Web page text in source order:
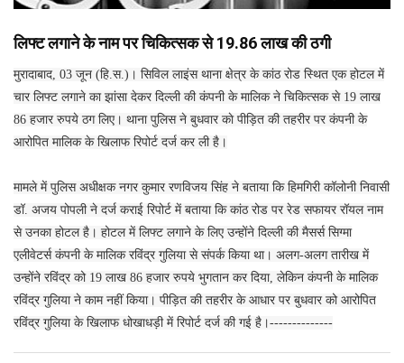
लिफ्ट लगाने के नाम पर चिकित्सक से 19.86 लाख की ठगी
मुरादाबाद, 03 जून (हि.स.)। सिविल लाइंस थाना क्षेत्र के कांठ रोड स्थित एक होटल में
चार लिफ्ट लगाने का झांसा देकर दिल्ली की कंपनी के मालिक ने चिकित्सक से 19 लाख
86 हजार रुपये ठग लिए। थाना पुलिस ने बुधवार काे पीड़ित की तहरीर पर कंपनी के
आरोपित मालिक के खिलाफ रिपोर्ट दर्ज कर ली है।
मामले में पुलिस अधीक्षक नगर कुमार रणविजय सिंह ने बताया कि हिमगिरी कॉलोनी निवासी
डॉ. अजय पोपली ने दर्ज कराई रिपोर्ट में बताया कि कांठ रोड पर रेड सफायर रॉयल नाम
से उनका होटल है। होटल में लिफ्ट लगाने के लिए उन्होंने दिल्ली की मैसर्स सिग्मा
एलीवेटर्स कंपनी के मालिक रविंद्र गुलिया से संपर्क किया था। अलग-अलग तारीख में
उन्होंने रविंद्र को 19 लाख 86 हजार रुपये भुगतान कर दिया, लेकिन कंपनी के मालिक
रविंद्र गुलिया ने काम नहीं किया। पीड़ित की तहरीर के आधार पर बुधवार को आरोपित
रविंद्र गुलिया के खिलाफ धोखाधड़ी में रिपोर्ट दर्ज की गई है।--------------